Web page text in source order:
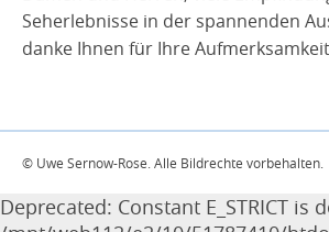
Seherlebnisse in der spannenden
danke Ihnen für Ihre
© Uwe Sernow-Rose. Alle Bildrechte vorbehalten.
Deprecated: Constant E_STRICT is